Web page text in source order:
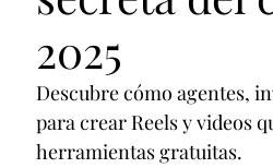
2025
Descubre cómo agentes,
para crear Reels y videos
herramientas gratuitas.